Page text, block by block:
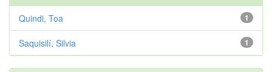
1
Quindi, Toa
1
Saquisilí, Silvia